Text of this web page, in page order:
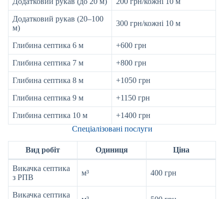
Додатковий рукав (20–100
м)
300 грн/кожні 10 м
Глибина септика 6 м +600 грн
Глибина септика 7 м +800 грн
Глибина септика 8 м +1050 грн
Глибина септика 9 м +1150 грн
Глибина септика 10 м
+1400 грн
Спеціалізовані послуги
Вид робіт Одиниця Ціна
Викачка септика
з РПВ
м³ 400 грн
Викачка септика